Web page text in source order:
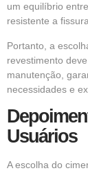
um equilíbrio
resistente a
Portanto, a
revestimento
manutenção,
necessidades e
Usuários
A escolha do